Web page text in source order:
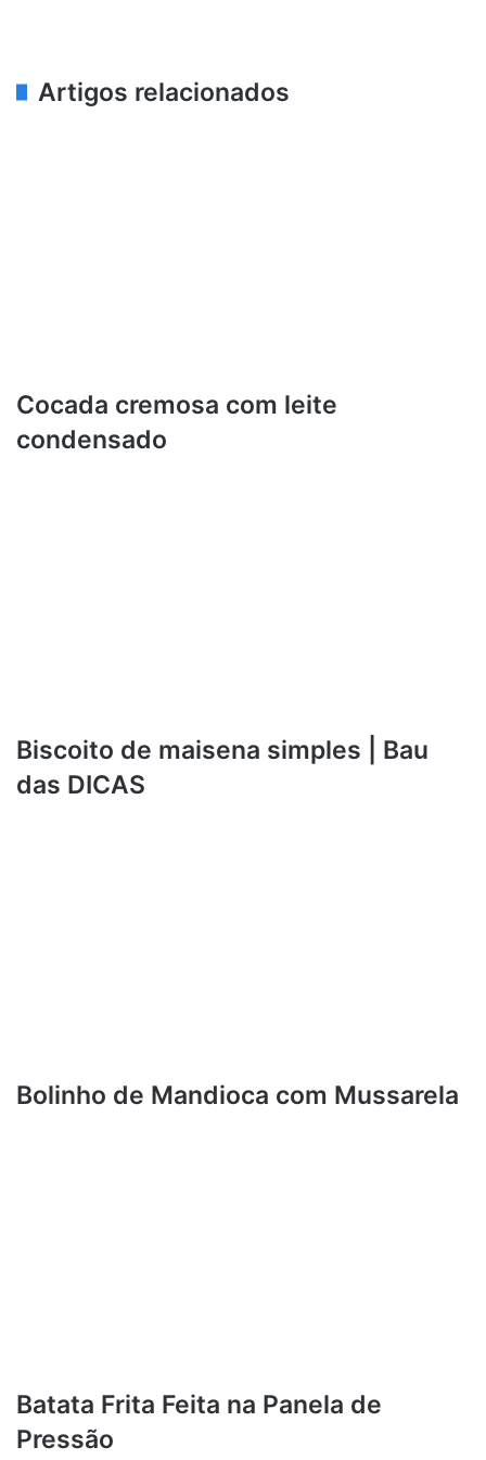
Artigos relacionados
Cocada cremosa com leite
condensado
Biscoito de maisena simples | Bau
das DICAS
Bolinho de Mandioca com Mussarela
Batata Frita Feita na Panela de
Pressão